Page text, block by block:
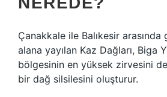
Çanakkale ile Balıkesir
alana yayılan Kaz Dağları, Biga
bölgesinin en yüksek zirvesini
bir dağ silsilesini oluşturur.